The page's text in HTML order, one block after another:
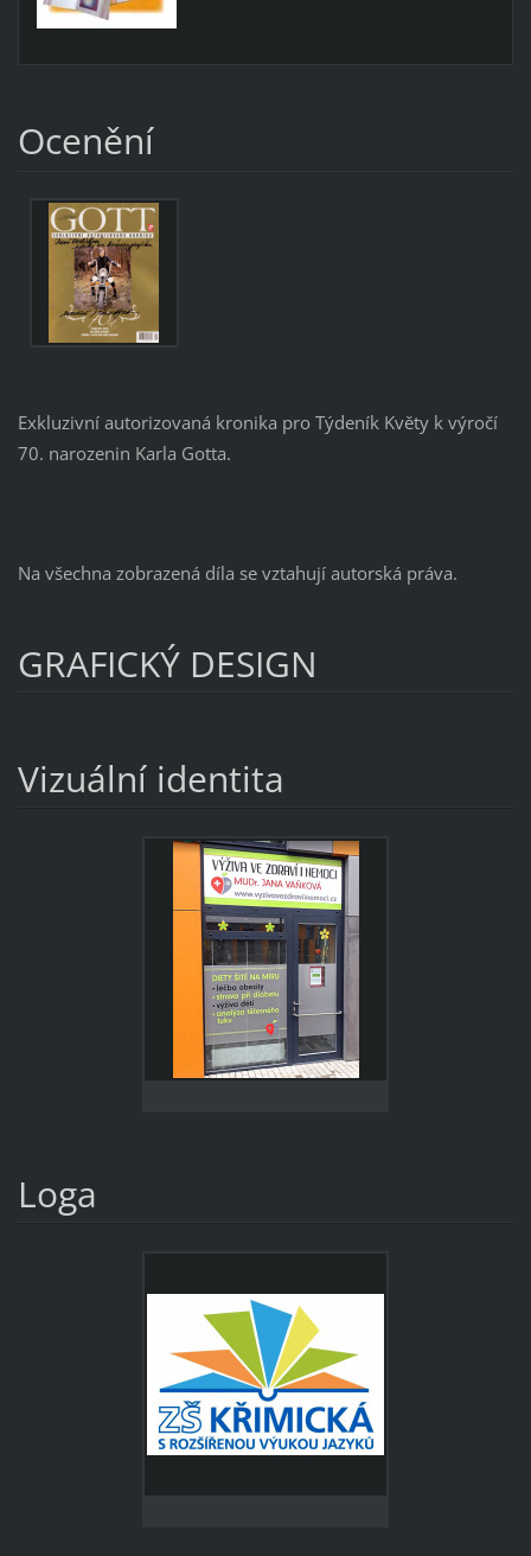
Ocenění
Exkluzivní autorizovaná kronika pro Týdeník Květy k výročí
70. narozenin Karla Gotta.
Na všechna zobrazená díla se vztahují autorská práva.
GRAFICKÝ DESIGN
Vizuální identita
Loga